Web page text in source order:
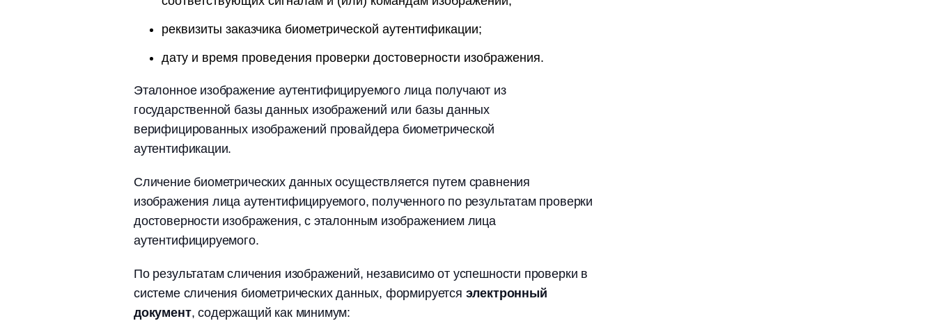
реквизиты заказчика биометрической аутентификации;
дату и время проведения проверки достоверности изображения.
Эталонное изображение аутентифицируемого лица получают из
государственной базы данных изображений или базы данных
верифицированных изображений провайдера биометрической
аутентификации.
Сличение биометрических данных осуществляется путем сравнения
изображения лица аутентифицируемого, полученного по результатам проверки
достоверности изображения, с эталонным изображением лица
аутентифицируемого.
По результатам сличения изображений, независимо от успешности проверки в
системе сличения биометрических данных, формируется электронный
документ, содержащий как минимум: